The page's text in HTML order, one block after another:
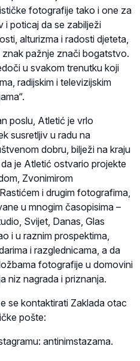
fotografije tako i one za
i poticaj da se zabilježi
alturizma i radosti djeteta,
pažnje znači bogatstvo.
u svakom trenutku koji
radijskim i televizijskim
poslu, Atletić je vrlo
susretljiv u radu na
dobru, bilježi na kraju
je Atletić ostvario projekte
Zvonimirom
i drugim fotografima,
u mnogim časopisima –
Svijet, Danas, Glas
i u raznim prospektima,
i razglednicama, a da
fotografije u domovini
niz nagrada i priznanja.
se kontaktirati Zaklada otac
pošte:
antinimstazama.